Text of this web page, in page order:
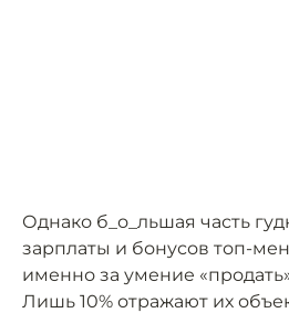
Однако б_о_льшая часть
зарплаты и бонусов топ-
именно за умение
Лишь 10% отражают их